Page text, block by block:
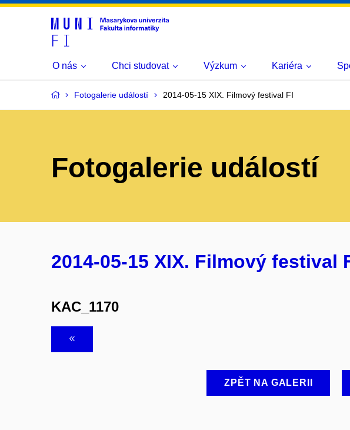
O nás Chci studovat Výzkum Kariéra
Fotogalerie událostí 2014-05-15 XIX. Filmový festival FI
Fotogalerie událostí
2014-05-15 XIX. Filmový festival
KAC_1170
ZPĚT NA GALERII